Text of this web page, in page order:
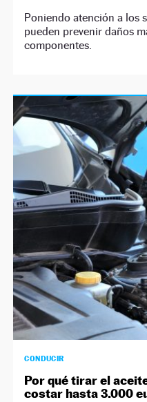
Poniendo atención a los
pueden prevenir daños
componentes.
CONDUCIR
Por qué tirar el
costar hasta 3.000